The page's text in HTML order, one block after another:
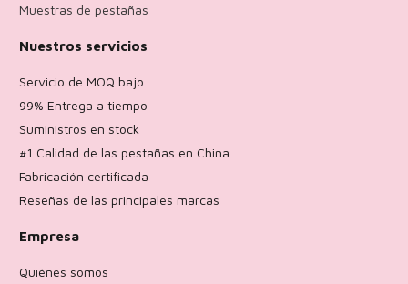
Muestras de pestañas
Nuestros servicios
Servicio de MOQ bajo
99% Entrega a tiempo
Suministros en stock
#1 Calidad de las pestañas en China
Fabricación certificada
Reseñas de las principales marcas
Empresa
Quiénes somos